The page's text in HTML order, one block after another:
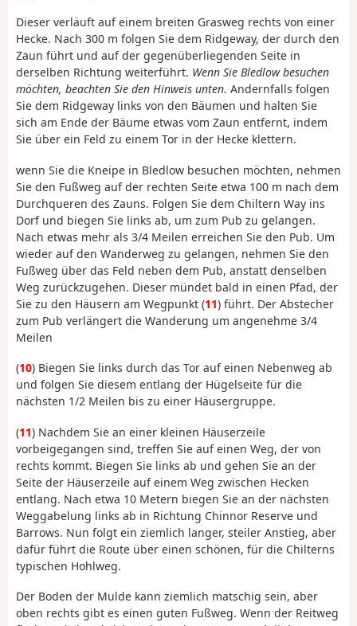
Dieser verläuft auf einem breiten Grasweg rechts von einer
Hecke. Nach 300 m folgen Sie dem Ridgeway, der durch den
Zaun führt und auf der gegenüberliegenden Seite in
derselben Richtung weiterführt. Wenn Sie Bledlow besuchen
möchten, beachten Sie den Hinweis unten. Andernfalls folgen
Sie dem Ridgeway links von den Bäumen und halten Sie
sich am Ende der Bäume etwas vom Zaun entfernt, indem
Sie über ein Feld zu einem Tor in der Hecke klettern.
wenn Sie die Kneipe in Bledlow besuchen möchten, nehmen
Sie den Fußweg auf der rechten Seite etwa 100 m nach dem
Durchqueren des Zauns. Folgen Sie dem Chiltern Way ins
Dorf und biegen Sie links ab, um zum Pub zu gelangen.
Nach etwas mehr als 3/4 Meilen erreichen Sie den Pub. Um
wieder auf den Wanderweg zu gelangen, nehmen Sie den
Fußweg über das Feld neben dem Pub, anstatt denselben
Weg zurückzugehen. Dieser mündet bald in einen Pfad, der
Sie zu den Häusern am Wegpunkt (11) führt. Der Abstecher
zum Pub verlängert die Wanderung um angenehme 3/4
Meilen
(10) Biegen Sie links durch das Tor auf einen Nebenweg ab
und folgen Sie diesem entlang der Hügelseite für die
nächsten 1/2 Meilen bis zu einer Häusergruppe.
(11) Nachdem Sie an einer kleinen Häuserzeile
vorbeigegangen sind, treffen Sie auf einen Weg, der von
rechts kommt. Biegen Sie links ab und gehen Sie an der
Seite der Häuserzeile auf einem Weg zwischen Hecken
entlang. Nach etwa 10 Metern biegen Sie an der nächsten
Weggabelung links ab in Richtung Chinnor Reserve und
Barrows. Nun folgt ein ziemlich langer, steiler Anstieg, aber
dafür führt die Route über einen schönen, für die Chilterns
typischen Hohlweg.
Der Boden der Mulde kann ziemlich matschig sein, aber
oben rechts gibt es einen guten Fußweg. Wenn der Reitweg